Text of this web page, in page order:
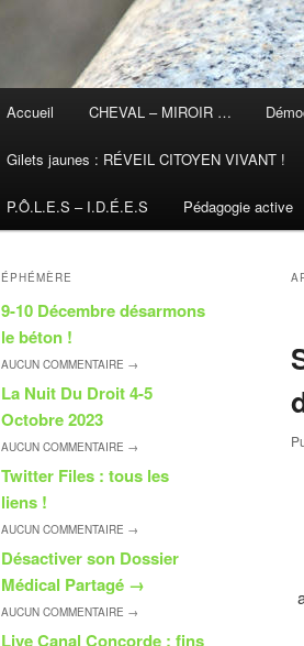
Accueil CHEVAL – MIROIR …
Gilets jaunes : RÉVEIL CITOYEN VIVANT !
P.Ô.L.E.S – I.D.É.E.S Pédagogie active
ÉPHÉMÈRE
9-10 Décembre désarmons
le béton !
AUCUN COMMENTAIRE →
La Nuit Du Droit 4-5
Octobre 2023
AUCUN COMMENTAIRE →
Twitter Files : tous les
liens !
AUCUN COMMENTAIRE →
Désactiver son Dossier
Médical Partagé →
AUCUN COMMENTAIRE →
Live Canal Concorde : fins